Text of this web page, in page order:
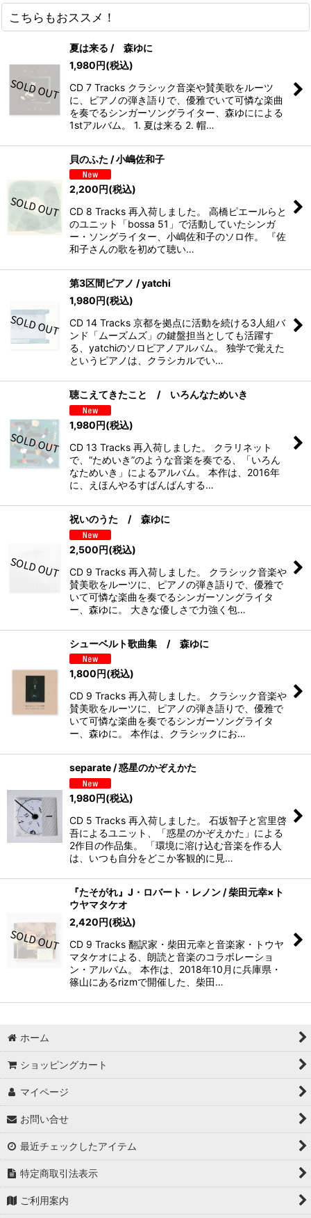
こちらもおススメ！
夏は来る / 森ゆに
1,980円(税込)
CD 7 Tracks クラシック音楽や賛美歌をルーツ
に、ピアノの弾き語りで、優雅でいて可憐な楽曲
を奏でるシンガーソングライター、森ゆにによる
1stアルバム。 1. 夏は来る 2. 帽…
貝のふた / 小嶋佐和子
2,200円(税込)
CD 8 Tracks 再入荷しました。 高橋ピエールらと
のユニット「bossa 51」で活動していたシンガ
ー・ソングライター、小嶋佐和子のソロ作。 『佐
和子さんの歌を初めて聴い…
第3区間ピアノ / yatchi
1,980円(税込)
CD 14 Tracks 京都を拠点に活動を続ける3人組バ
ンド「ムーズムズ」の鍵盤担当としても活躍す
る、yatchiのソロピアノアルバム。 独学で覚えた
というピアノは、クラシカルでい…
聴こえてきたこと / いろんなためいき
1,980円(税込)
CD 13 Tracks 再入荷しました。 クラリネット
で、“ためいき”のような音楽を奏でる、「いろん
なためいき」によるアルバム。 本作は、2016年
に、えほんやるすばんばんする…
祝いのうた / 森ゆに
2,500円(税込)
CD 9 Tracks 再入荷しました。 クラシック音楽や
賛美歌をルーツに、ピアノの弾き語りで、優雅で
いて可憐な楽曲を奏でるシンガーソングライタ
ー、森ゆに。 大きな優しさで力強く包…
シューベルト歌曲集 / 森ゆに
1,800円(税込)
CD 9 Tracks 再入荷しました。 クラシック音楽や
賛美歌をルーツに、ピアノの弾き語りで、優雅で
いて可憐な楽曲を奏でるシンガーソングライタ
ー、森ゆに。 本作は、クラシックにお…
separate / 惑星のかぞえかた
1,980円(税込)
CD 5 Tracks 再入荷しました。 石坂智子と宮里啓
吾によるユニット、「惑星のかぞえかた」による
2作目の作品集。 「環境に溶け込む音楽を作る人
は、いつも自分をどこか客観的に見…
『たそがれ』J・ロバート・レノン / 柴田元幸×ト
ウヤマタケオ
2,420円(税込)
CD 9 Tracks 翻訳家・柴田元幸と音楽家・トウヤ
マタケオによる、朗読と音楽のコラボレーショ
ン・アルバム。 本作は、2018年10月に兵庫県・
篠山にあるrizmで開催した、柴田…
ホーム
ショッピングカート
マイページ
お問い合せ
最近チェックしたアイテム
特定商取引法表示
ご利用案内